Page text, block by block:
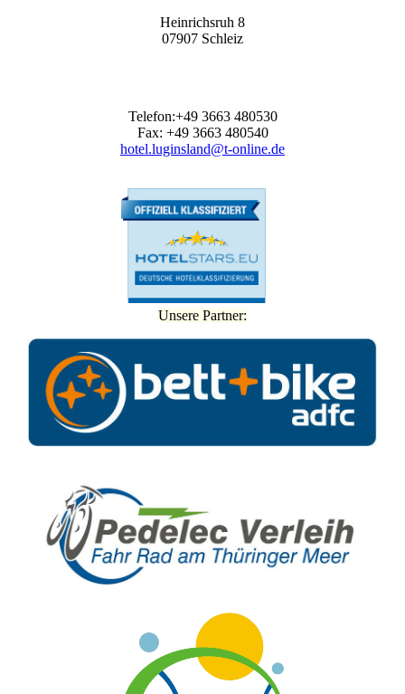
Heinrichsruh 8
07907 Schleiz
Telefon:+49 3663 480530
Fax: +49 3663 480540
hotel.luginsland@t-online.de
Unsere Partner: